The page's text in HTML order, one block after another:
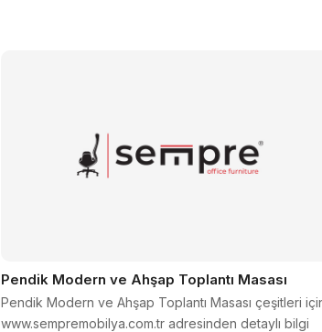
Pendik Modern ve Ahşap Toplantı Masası
Pendik Modern ve Ahşap Toplantı Masası çeşitleri
www.sempremobilya.com.tr adresinden detaylı bilgi